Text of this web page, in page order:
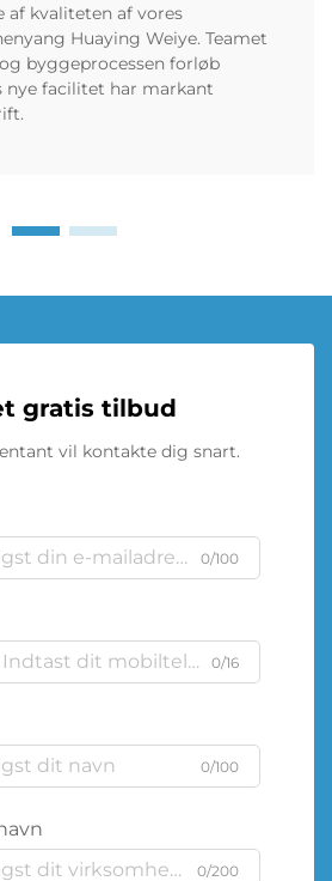
af kvaliteten af vores
Huaying Weiye. Teamet
byggeprocessen forløb
nye facilitet har markant
gratis tilbud
vil kontakte dig snart.
0/100
0/16
0/100
0/200